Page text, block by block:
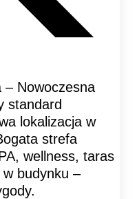
– Nowoczesna
standard
lokalizacja w
strefa
wellness, taras
budynku –